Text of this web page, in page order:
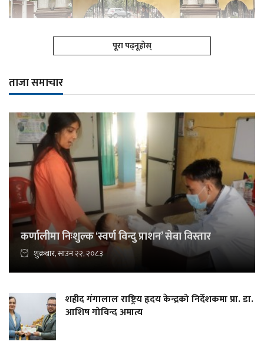
पूरा पढ्नूहोस्
ताजा समाचार
कर्णालीमा निःशुल्क ‘स्वर्ण विन्दु प्राशन’ सेवा विस्तार
शुक्रबार, साउन २२, २०८३
शहीद गंगालाल राष्ट्रिय हृदय केन्द्रको निर्देशकमा प्रा. डा.
आशिष गोविन्द अमात्य